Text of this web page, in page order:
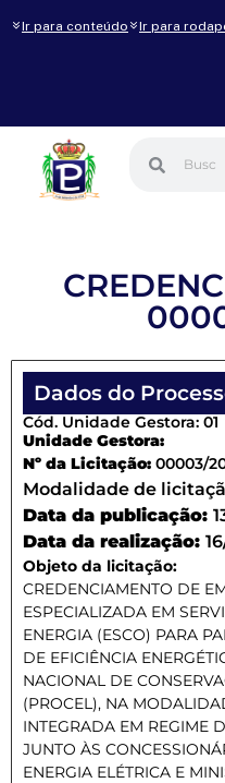
Ir para conteúdo Ir para
Dados do
Cód. Unidade Gestora: 01
Unidade Gestora:
Nº da Licitação: 00003/
Modalidade de
Data da publicação:
Data da realização:
Objeto da licitação:
CREDENCIAMENTO DE
ESPECIALIZADA EM
ENERGIA (ESCO) PARA
DE EFICIÊNCIA
NACIONAL DE
(PROCEL), NA
INTEGRADA EM REGIME
JUNTO ÀS
ENERGIA ELÉTRICA E